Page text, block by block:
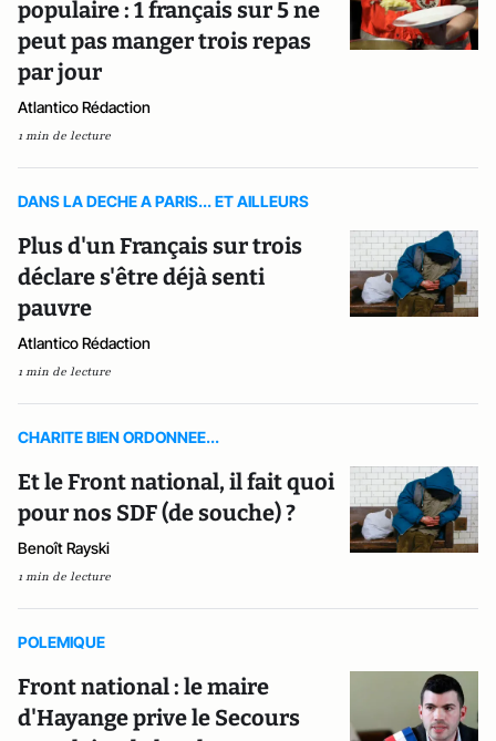
populaire : 1 français sur 5 ne
peut pas manger trois repas
par jour
Atlantico Rédaction
1 min de lecture
DANS LA DECHE A PARIS... ET AILLEURS
Plus d'un Français sur trois
déclare s'être déjà senti
pauvre
Atlantico Rédaction
1 min de lecture
CHARITE BIEN ORDONNEE...
Et le Front national, il fait quoi
pour nos SDF (de souche) ?
Benoît Rayski
1 min de lecture
POLEMIQUE
Front national : le maire
d'Hayange prive le Secours